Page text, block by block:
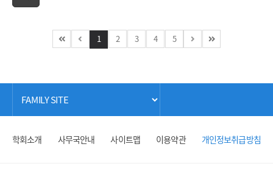
1 2 3 4 5
학회소개 사무국안내 사이트맵 이용약관 개인정보취급방침